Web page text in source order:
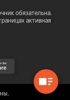
обязательна.
активная